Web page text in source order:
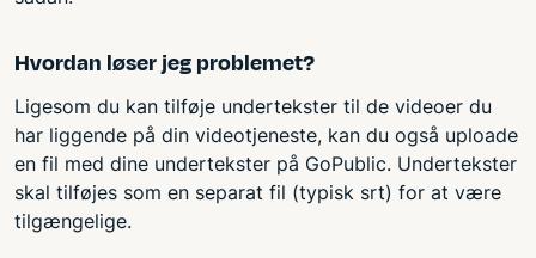
Hvordan løser jeg problemet?
Ligesom du kan tilføje undertekster til de videoer du
har liggende på din videotjeneste, kan du også uploade
en fil med dine undertekster på GoPublic. Undertekster
skal tilføjes som en separat fil (typisk srt) for at være
tilgængelige.